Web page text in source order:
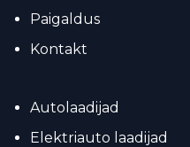
Paigaldus
Kontakt
Autolaadijad
Elektriauto laadijad